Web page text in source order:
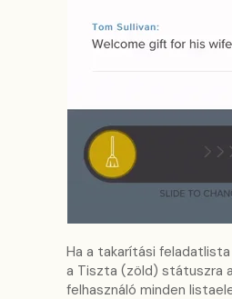
Ha a takarítási
a Tiszta (zöld) státuszra
felhasználó minden